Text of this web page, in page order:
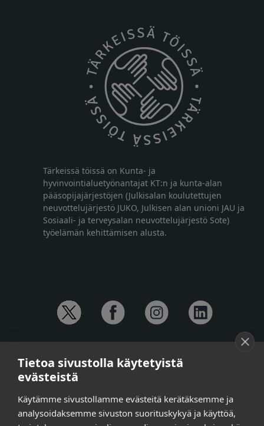
Tärkeissä töissä on Kunta- ja
hyvinvointialuetyönantajat KT:n ja kunta-alan
pääsopijajärjestöjen (Julkisalan koulutettujen
neuvottelujärjestö JUKO, Julkisen alan unioni JAU ja
Sosiaali- ja terveysalan neuvottelujärjestö Sote)
työelämän kehittämisen alusta.
Anna-Mari Jaanu, kehittämispäällikkö,
puh. +358 50 572 4620
Henna Honkalo,
viestintäpäällikkö,
puh. +358 50 479 6618
Tietoa sivustolla käytetyistä
evästeistä
Käytämme sivustollamme evästeitä kerätäksemme ja
analysoidaksemme sivuston suorituskykyä ja käyttöä,